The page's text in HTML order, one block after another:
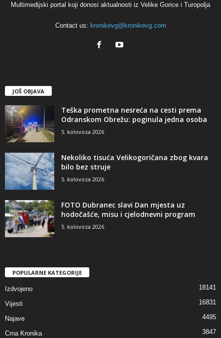
Multimedijski portal koji donosi aktualnosti iz Velike Gorice i Turopolja
Contact us: kronikevg@kronikevg.com
JOŠ OBJAVA
Teška prometna nesreća na cesti prema
Odranskom Obrežu: poginula jedna osoba
5. kolovoza 2026
Nekoliko tisuća Velikogoričana zbog kvara
bilo bez struje
5. kolovoza 2026
FOTO Dubranec slavi Dan mjesta uz
hodočašće, misu i cjelodnevni program
5. kolovoza 2026
POPULARNE KATEGORIJE
Izdvojeno 18141
Vijesti 16831
Najave 4495
Crna Kronika 3847